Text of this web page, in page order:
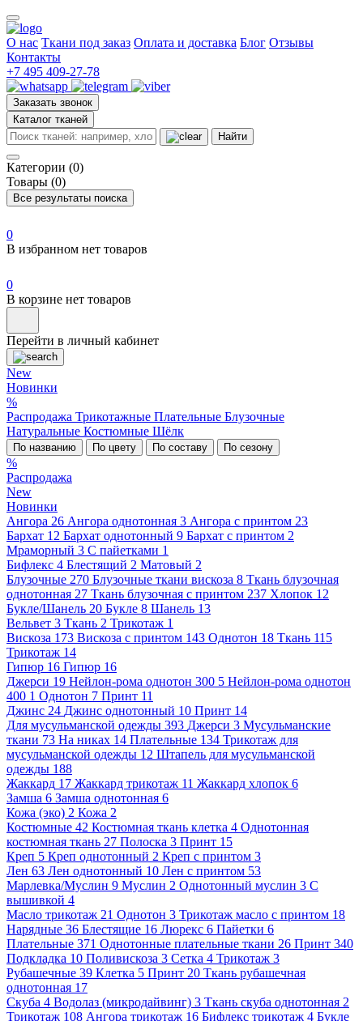
О нас Ткани под заказ Оплата и доставка Блог Отзывы
Контакты
+7 495 409-27-78
Заказать звонок
Каталог тканей
Найти
Категории (0)
Товары (0)
Все результаты поиска
0
В избранном нет товаров
0
В корзине нет товаров
Перейти в личный кабинет
New
Новинки
%
Распродажа Трикотажные Плательные Блузочные
Натуральные Костюмные Шёлк
По названию По цвету По составу По сезону
%
Распродажа
New
Новинки
Ангора 26 Ангора однотонная 3 Ангора с принтом 23
Бархат 12 Бархат однотонный 9 Бархат с принтом 2
Мраморный 3 С пайетками 1
Бифлекс 4 Блестящий 2 Матовый 2
Блузочные 270 Блузочные ткани вискоза 8 Ткань блузочная
однотонная 27 Ткань блузочная с принтом 237 Хлопок 12
Букле/Шанель 20 Букле 8 Шанель 13
Вельвет 3 Ткань 2 Трикотаж 1
Вискоза 173 Вискоза с принтом 143 Однотон 18 Ткань 115
Трикотаж 14
Гипюр 16 Гипюр 16
Джерси 19 Нейлон-рома однотон 300 5 Нейлон-рома однотон
400 1 Однотон 7 Принт 11
Джинс 24 Джинс однотонный 10 Принт 14
Для мусульманской одежды 393 Джерси 3 Мусульманские
ткани 73 На никах 14 Плательные 134 Трикотаж для
мусульманской одежды 12 Штапель для мусульманской
одежды 188
Жаккард 17 Жаккард трикотаж 11 Жаккард хлопок 6
Замша 6 Замша однотонная 6
Кожа (эко) 2 Кожа 2
Костюмные 42 Костюмная ткань клетка 4 Однотонная
костюмная ткань 27 Полоска 3 Принт 15
Креп 5 Креп однотонный 2 Креп с принтом 3
Лен 63 Лен однотонный 10 Лен с принтом 53
Марлевка/Муслин 9 Муслин 2 Однотонный муслин 3 С
вышивкой 4
Масло трикотаж 21 Однотон 3 Трикотаж масло с принтом 18
Нарядные 36 Блестящие 16 Люрекс 6 Пайетки 6
Плательные 371 Однотонные плательные ткани 26 Принт 340
Подкладка 10 Поливискоза 3 Сетка 4 Трикотаж 3
Рубашечные 39 Клетка 5 Принт 20 Ткань рубашечная
однотонная 17
Скуба 4 Водолаз (микродайвинг) 3 Ткань скуба однотонная 2
Трикотаж 108 Ангора трикотаж 16 Бифлекс трикотаж 4 Букле